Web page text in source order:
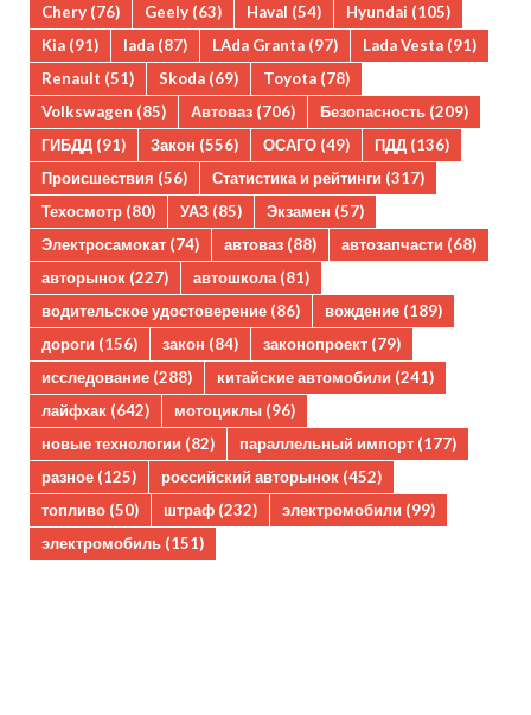
Chery (76) Geely (63) Haval (54) Hyundai (105)
Kia (91) lada (87) LAda Granta (97) Lada Vesta (91)
Renault (51) Skoda (69) Toyota (78)
Volkswagen (85) Автоваз (706) Безопасность (209)
ГИБДД (91) Закон (556) ОСАГО (49) ПДД (136)
Происшествия (56) Статистика и рейтинги (317)
Техосмотр (80) УАЗ (85) Экзамен (57)
Электросамокат (74) автоваз (88) автозапчасти (68)
авторынок (227) автошкола (81)
водительское удостоверение (86) вождение (189)
дороги (156) закон (84) законопроект (79)
исследование (288) китайские автомобили (241)
лайфхак (642) мотоциклы (96)
новые технологии (82) параллельный импорт (177)
разное (125) российский авторынок (452)
топливо (50) штраф (232) электромобили (99)
электромобиль (151)